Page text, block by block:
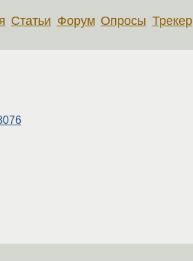
Статьи Форум Опросы Трекер